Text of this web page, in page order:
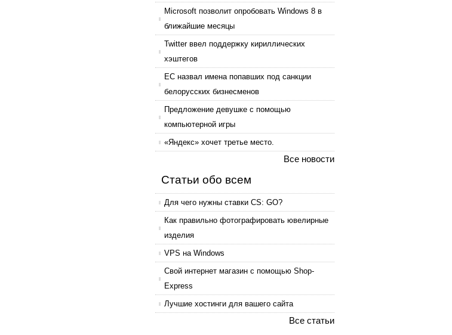
Microsoft позволит опробовать Windows 8 в
ближайшие месяцы
Twitter ввел поддержку кириллических
хэштегов
ЕС назвал имена попавших под санкции
белорусских бизнесменов
Предложение девушке с помощью
компьютерной игры
«Яндекс» хочет третье место.
Все новости
Статьи обо всем
Для чего нужны ставки CS: GO?
Как правильно фотографировать ювелирные
изделия
VPS на Windows
Свой интернет магазин с помощью Shop-
Express
Лучшие хостинги для вашего сайта
Все статьи